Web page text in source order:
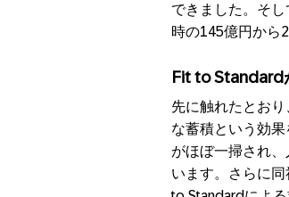
できました。そ
時の145億円から
Fit to
先に触れたとお
な蓄積という効
がほぼ一掃され
います。さらに